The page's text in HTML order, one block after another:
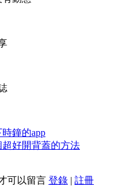
鐘的app
超好開背蓋的方法
可以留言 登錄 | 註冊